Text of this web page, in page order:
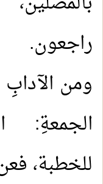
راجعون.
ومن
الجمعةِ:
للخطبة،